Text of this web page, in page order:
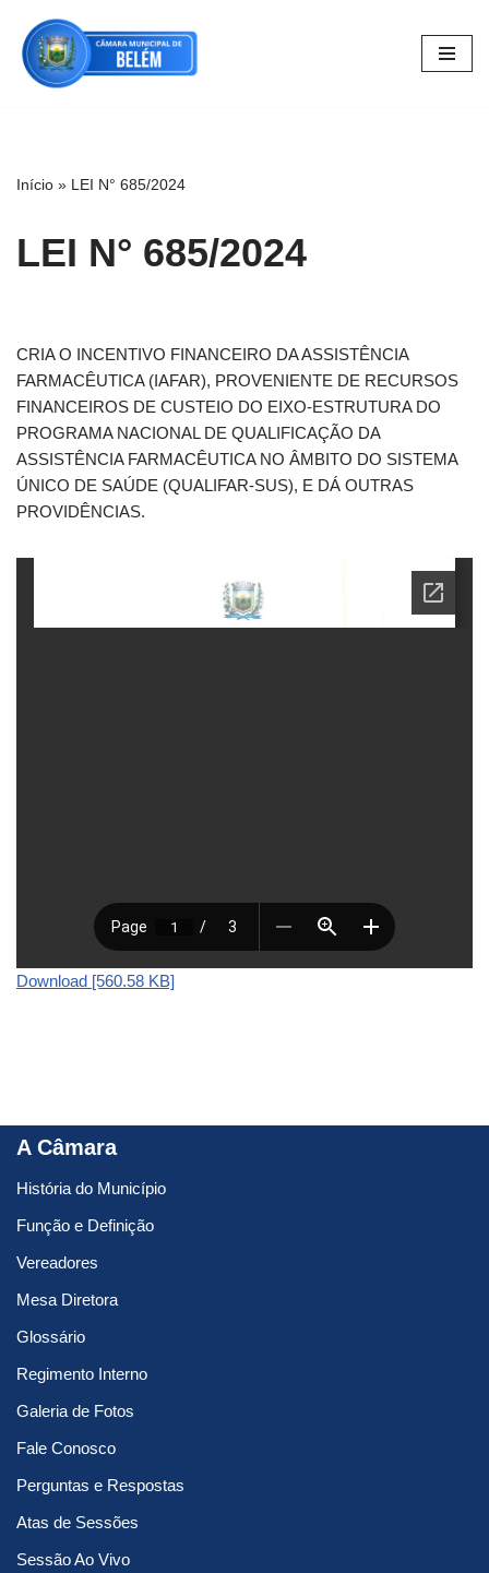
Pular
para
Início » LEI N° 685/2024
LEI N° 685/2024
CRIA O INCENTIVO FINANCEIRO DA ASSISTÊNCIA
FARMACÊUTICA (IAFAR), PROVENIENTE DE RECURSOS
FINANCEIROS DE CUSTEIO DO EIXO-ESTRUTURA DO
PROGRAMA NACIONAL DE QUALIFICAÇÃO DA
ASSISTÊNCIA FARMACÊUTICA NO ÂMBITO DO SISTEMA
ÚNICO DE SAÚDE (QUALIFAR-SUS), E DÁ OUTRAS
PROVIDÊNCIAS.
Download [560.58 KB]
A Câmara
História do Município
Função e Definição
Vereadores
Mesa Diretora
Glossário
Regimento Interno
Galeria de Fotos
Fale Conosco
Perguntas e Respostas
Atas de Sessões
Sessão Ao Vivo